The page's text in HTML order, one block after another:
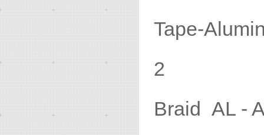
Tape-
Braid